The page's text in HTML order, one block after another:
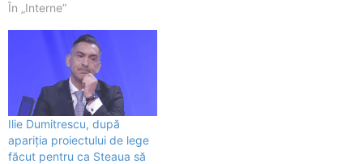
În „Interne”
Ilie Dumitrescu, după
apariția proiectului de lege
făcut pentru ca Steaua să